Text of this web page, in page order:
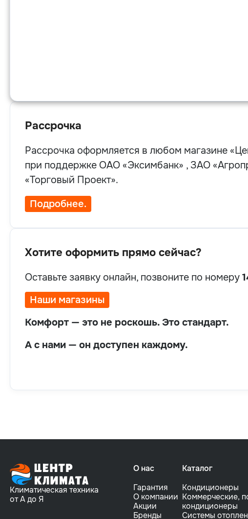
Рассрочка
Рассрочка оформляется в любом магазине
при поддержке OAO «Эксимбанк» , ЗАО
«Торговый Проект».
Подробнее.
Хотите оформить прямо сейчас?
Оставьте заявку онлайн, позвоните по номеру
Наши магазины
Комфорт — это не роскошь. Это стандарт.
А с нами — он доступен каждому.
Климатическая техника
от А до Я
О нас
Гарантия
О компании
Акции
Бренды
Каталог
Кондиционеры
Коммерческие,
кондиционеры
Системы